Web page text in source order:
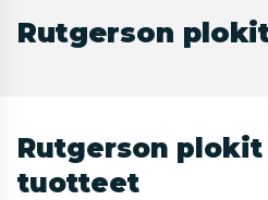
Rutgerson
Rutgerson plokit
tuotteet